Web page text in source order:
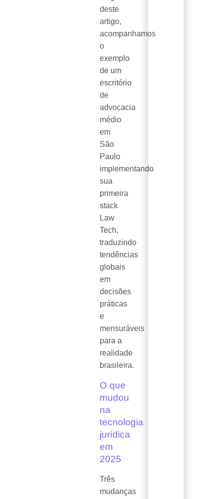
deste
artigo,
acompanhamos
o
exemplo
de um
escritório
de
advocacia
médio
em
São
Paulo
implementando
sua
primeira
stack
Law
Tech,
traduzindo
tendências
globais
em
decisões
práticas
e
mensuráveis
para a
realidade
brasileira.
O que
mudou
na
tecnologia
jurídica
em
2025
Três
mudanças